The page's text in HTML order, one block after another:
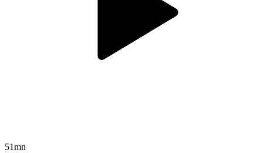
51mn